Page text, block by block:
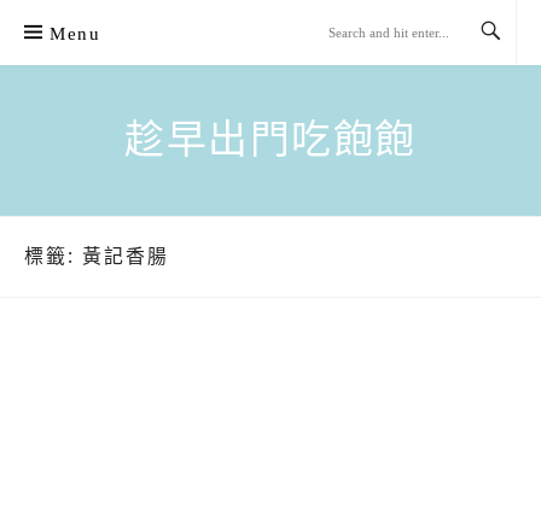
content
Menu
趁早出門吃飽飽
標籤: 黃記香腸